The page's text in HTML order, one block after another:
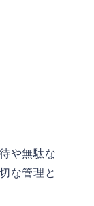
や無駄な
な管理と